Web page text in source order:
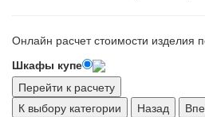
Онлайн расчет стоимости изделия
Шкафы купе
Перейти к расчету
К выбору категории
Назад